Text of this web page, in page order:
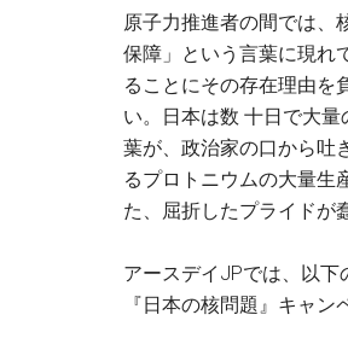
原子力推進者の間では、
保障」という言葉に現れ
ることにその存在理由を
い。日本は数 十日で大
葉が、政治家の口から吐
るプロトニウムの大量生
た、屈折したプライドが
アースデイJPでは、以下
『日本の核問題』キャン